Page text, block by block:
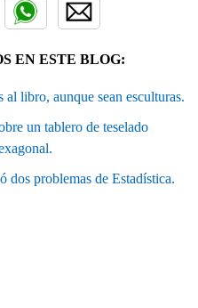
EN ESTE BLOG:
libro, aunque sean esculturas.
un tablero de teselado
dos problemas de Estadística.